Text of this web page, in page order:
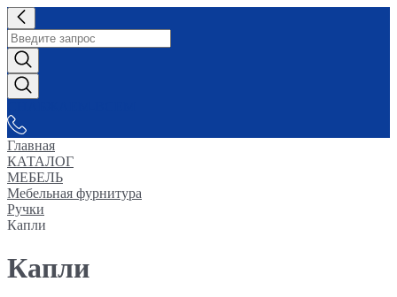
Главная
КАТАЛОГ
МЕБЕЛЬ
Мебельная фурнитура
Ручки
Капли
Капли